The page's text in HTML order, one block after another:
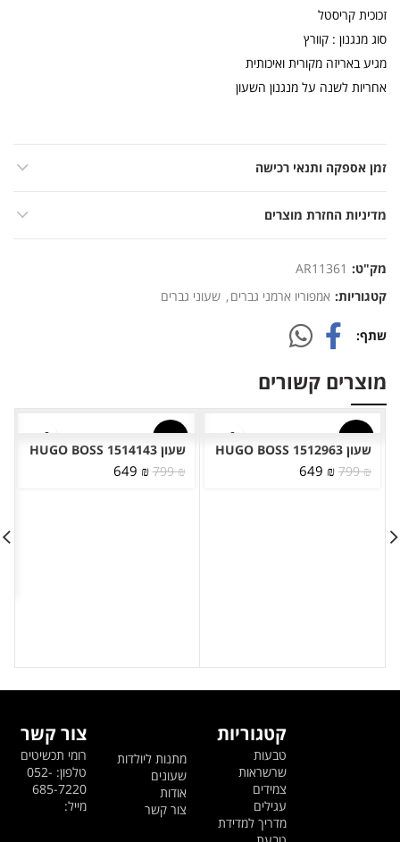
זכוכית קריסטל
סוג מנגנון : קוורץ
מגיע באריזה מקורית ואיכותית
אחריות לשנה על מנגנון השעון
זמן אספקה ותנאי רכישה
מדיניות החזרת מוצרים
מק"ט: AR11361
קטגוריות: אמפוריו ארמני גברים, שעוני גברים
שתף
מוצרים קשורים
שעון HUGO BOSS 1512963
799₪
המחיר
649 ₪
המחיר
שעון HUGO BOSS 1514143
799₪
המחיר
649 ₪
המחיר
צור קשר
רומי תכשיטים
טלפון: 052-
685-7220
מייל:
מתנות ליולדות
שעונים
אודות
צור קשר
קטגוריות
טבעות
שרשראות
צמידים
עגילים
מדריך למדידת